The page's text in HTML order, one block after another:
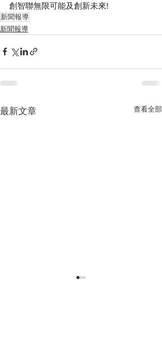
創智聯無限可能及創新未來!
新聞報導
新聞報導
最新文章 查看全部